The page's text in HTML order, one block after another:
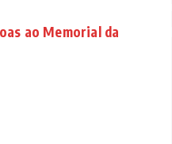
ao Memorial da